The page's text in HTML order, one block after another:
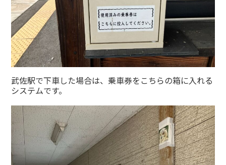
武佐駅で下車した場合は、乗車券をこちらの箱に入れる
システムです。